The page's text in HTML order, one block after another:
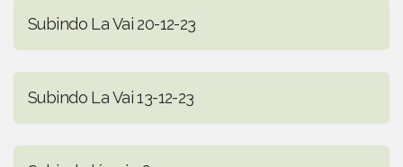
Subindo La Vai 20-12-23
Subindo La Vai 13-12-23